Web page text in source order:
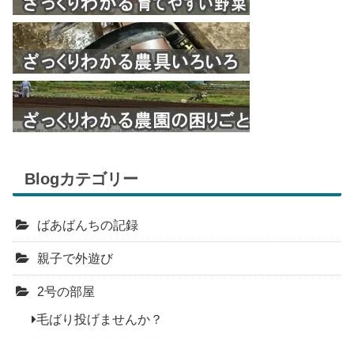
Blogカテゴリー
ばあばんちの記録
親子で外遊び
2号の部屋
毛ばり投げませんか？